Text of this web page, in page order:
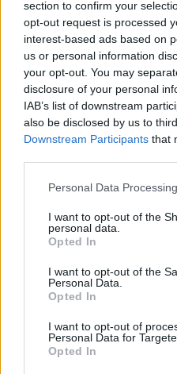
section to confirm your
opt-out request is processed
interest-based ads based on
us or personal information
your opt-out. You may
disclosure of your personal
IAB’s list of downstream
also be disclosed by us to
Downstream Participants that
Personal Data
I want to opt-out of the
personal data.
Opted In
I want to opt-out of the
Personal Data.
Opted In
I want to opt-out of
Personal Data for
Opted In